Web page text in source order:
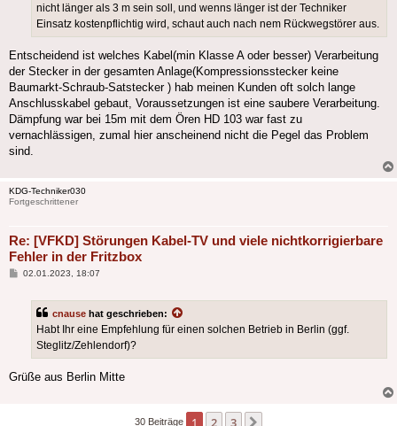
nicht länger als 3 m sein soll, und wenns länger ist der Techniker
Einsatz kostenpflichtig wird, schaut auch nach nem Rückwegstörer aus.
Entscheidend ist welches Kabel(min Klasse A oder besser) Verarbeitung
der Stecker in der gesamten Anlage(Kompressionsstecker keine
Baumarkt-Schraub-Satstecker ) hab meinen Kunden oft solch lange
Anschlusskabel gebaut, Voraussetzungen ist eine saubere Verarbeitung.
Dämpfung war bei 15m mit dem Ören HD 103 war fast zu
vernachlässigen, zumal hier anscheinend nicht die Pegel das Problem
sind.
KDG-Techniker030
Fortgeschrittener
Re: [VFKD] Störungen Kabel-TV und viele nichtkorrigierbare
Fehler in der Fritzbox
Beitrag
02.01.2023, 18:07
cnause hat geschrieben:
Habt Ihr eine Empfehlung für einen solchen Betrieb in Berlin (ggf.
Steglitz/Zehlendorf)?
Grüße aus Berlin Mitte
30 Beiträge 1 2 3